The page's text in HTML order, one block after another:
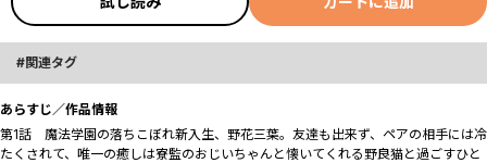
関連タグ
あらすじ／作品情報
第1話 魔法学園の落ちこぼれ新入生、野花三葉。友達も出来ず、ペアの相手には冷
たくされて、唯一の癒しは寮監のおじいちゃんと懐いてくれる野良猫と過ごすひと